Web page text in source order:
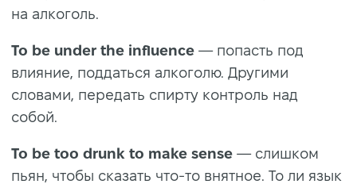
на алкоголь.
To be under the influence — попасть под
влияние, поддаться алкоголю. Другими
словами, передать спирту контроль над
собой.
To be too drunk to make sense — слишком
пьян, чтобы сказать что-то внятное. То ли язык